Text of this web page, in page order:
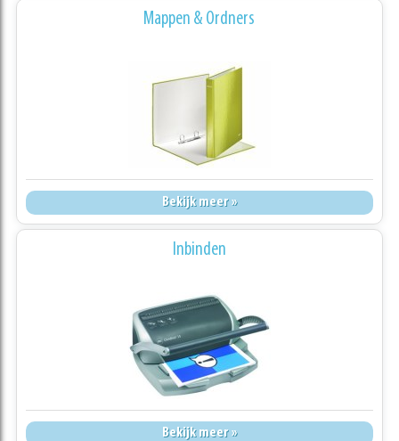
Mappen & Ordners
Bekijk meer »
Inbinden
Bekijk meer »